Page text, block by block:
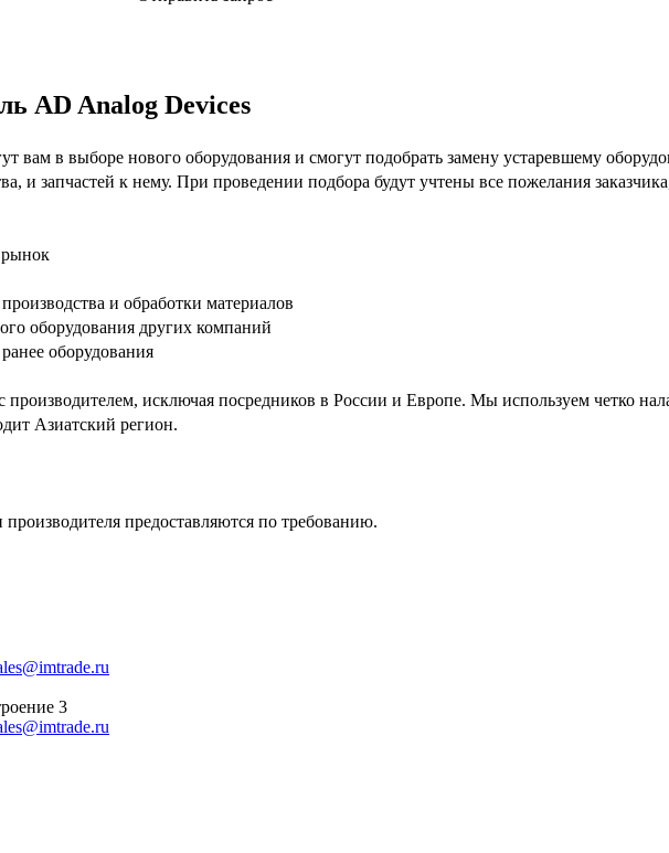
AD Analog Devices
вам в выборе нового оборудования и смогут подобрать замену устаревшему
и запчастей к нему. При проведении подбора будут учтены все пожелания
рынок
и обработки материалов
оборудования других компаний
оборудования
производителем, исключая посредников в России и Европе. Мы используем четко
Азиатский регион.
предоставляются по требованию.
3